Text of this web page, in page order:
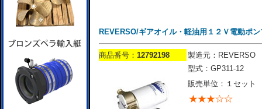
REVERSO/ギアオイル・軽油用１２Ｖ電動ポ
商品番号： 12792198
製造元：REVERSO
型式：GP311-12
販売単位：１セット